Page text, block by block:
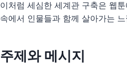
이처럼 세심한 세계관 구축은 웹
속에서 인물들과 함께 살아가는
주제와 메시지